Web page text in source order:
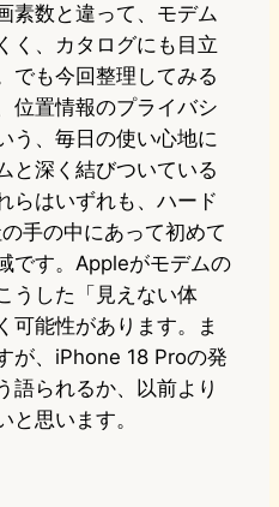
素数と違って、モデム
く、カタログにも目立
でも今回整理してみる
位置情報のプライバシ
う、毎日の使い心地に
と深く結びついている
らはいずれも、ハード
手の中にあって初めて
です。Appleがモデムの
うした「見えない体
可能性があります。ま
が、iPhone 18 Proの発
語られるか、以前より
と思います。